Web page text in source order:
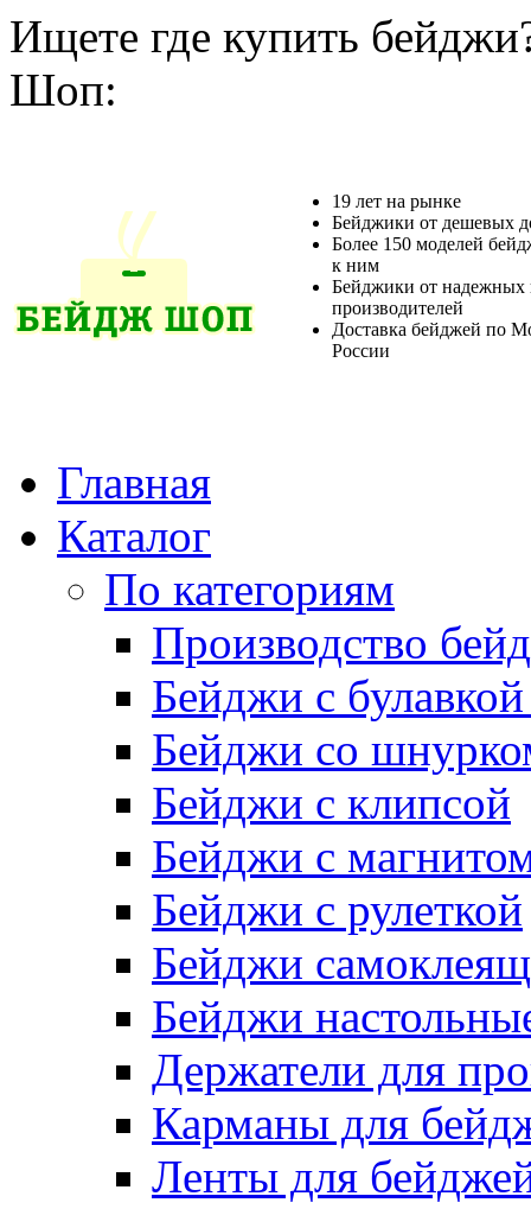
Ищете где купить
Шоп:
19 лет на рынке
Бейджики от дешевых
Более 150 моделей
к ним
Бейджики от надежных
производителей
Доставка бейджей по
России
Главная
Каталог
По категориям
Производство
Бейджи с
Бейджи со
Бейджи с клипсой
Бейджи с
Бейджи с рулеткой
Бейджи
Бейджи
Держатели для
Карманы для
Ленты для